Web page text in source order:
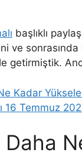
başlıklı
ve
getirmiştik.
Kadar
16 Temmuz
Daha